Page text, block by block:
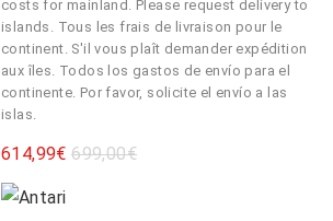
costs for mainland. Please request delivery to
islands. Tous les frais de livraison pour le
continent. S'il vous plaît demander expédition
aux îles. Todos los gastos de envío para el
continente. Por favor, solicite el envío a las
islas.
614,99€ 699,00€